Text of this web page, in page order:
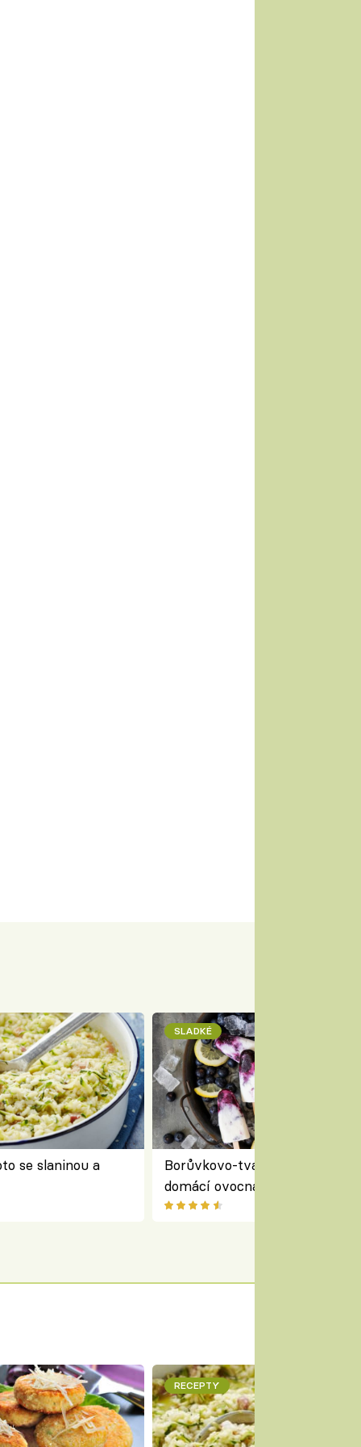
se slaninou a
SLADKÉ
Borůvkovo-tvarohové nanuky
domácí ovocná zmrzlina na
RECEPTY